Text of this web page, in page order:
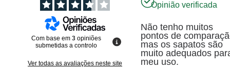
Com base em 3 opiniões
submetidas a controlo
Ver todas as avaliações neste site
Opinião verificada
Não tenho muitos
pontos de
mas os sapatos são
muito adequados
meu uso.